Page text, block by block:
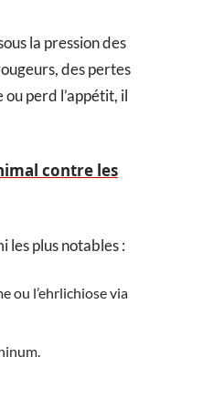
la pression des
des pertes
perd l’appétit, il
contre les
les plus notables :
ou l’ehrlichiose via